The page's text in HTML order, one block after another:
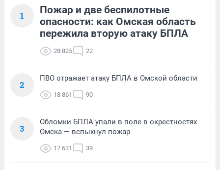
1
Пожар и две беспилотные
опасности: как Омская область
пережила вторую атаку БПЛА
28 825 22
2
ПВО отражает атаку БПЛА в Омской области
18 861 90
3
Обломки БПЛА упали в поле в окрестностях
Омска — вспыхнул пожар
17 631 39